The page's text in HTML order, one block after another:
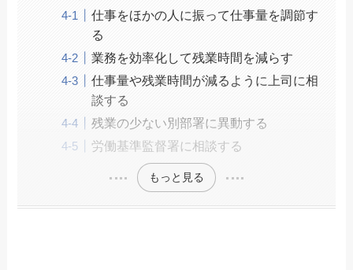
仕事をほかの人に振って仕事量を調節す
る
業務を効率化して残業時間を減らす
仕事量や残業時間が減るように上司に相
談する
残業の少ない別部署に異動する
労働基準監督署に相談する
もっと見る